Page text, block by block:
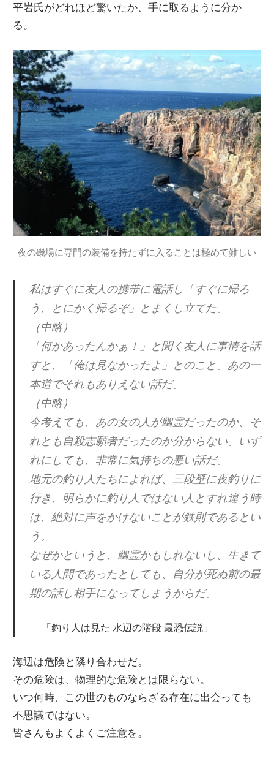
平岩氏がどれほど驚いたか、手に取るように分か
る。
夜の磯場に専門の装備を持たずに入ることは極めて難しい
私はすぐに友人の携帯に電話し「すぐに帰ろ
う、とにかく帰るぞ」とまくし立てた。
（中略）
「何かあったんかぁ！」と聞く友人に事情を話
すと、「俺は見なかったよ」とのこと。あの一
本道でそれもありえない話だ。
（中略）
今考えても、あの女の人が幽霊だったのか、そ
れとも自殺志願者だったのか分からない。いず
れにしても、非常に気持ちの悪い話だ。
地元の釣り人たちによれば、三段壁に夜釣りに
行き、明らかに釣り人ではない人とすれ違う時
は、絶対に声をかけないことが鉄則であるとい
う。
なぜかというと、幽霊かもしれないし、生きて
いる人間であったとしても、自分が死ぬ前の最
期の話し相手になってしまうからだ。
「釣り人は見た 水辺の階段 最恐伝説」
海辺は危険と隣り合わせだ。
その危険は、物理的な危険とは限らない。
いつ何時、この世のものならざる存在に出会っても
不思議ではない。
皆さんもよくよくご注意を。